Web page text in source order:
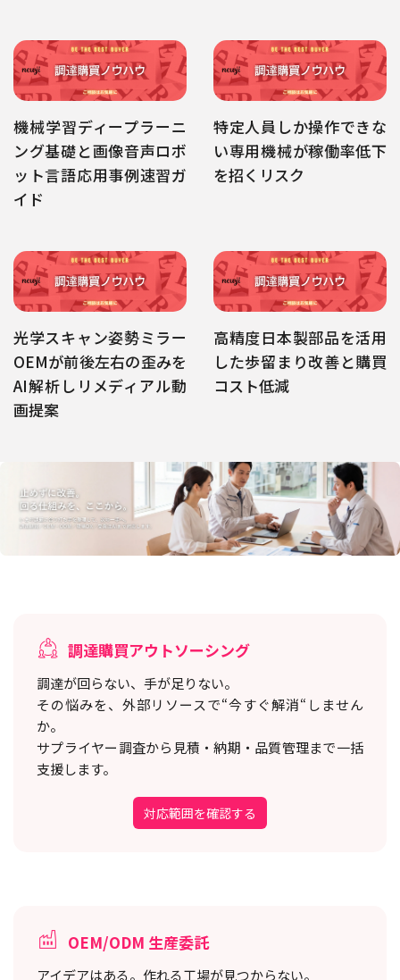
機械学習ディープラーニ
ング基礎と画像音声ロボ
ット言語応用事例速習ガ
イド
特定人員しか操作できな
い専用機械が稼働率低下
を招くリスク
光学スキャン姿勢ミラー
OEMが前後左右の歪みを
AI解析しリメディアル動
画提案
高精度日本製部品を活用
した歩留まり改善と購買
コスト低減
調達購買アウトソーシング
調達が回らない、手が足りない。
その悩みを、外部リソースで“今すぐ解消“しません
か。
サプライヤー調査から見積・納期・品質管理まで一括
支援します。
対応範囲を確認する
OEM/ODM 生産委託
アイデアはある。作れる工場が見つからない。